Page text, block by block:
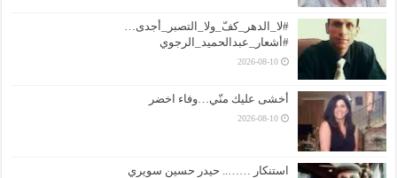
#لا_الدهر_كفّ_ولا_التصبر_أجدى…
#أشعار_عبدالحميد_الرجوي
2026-08-10
أخشى عليك منّي…وفاء اخضر
2026-08-10
استنكار …….. حيدر حسين سويري